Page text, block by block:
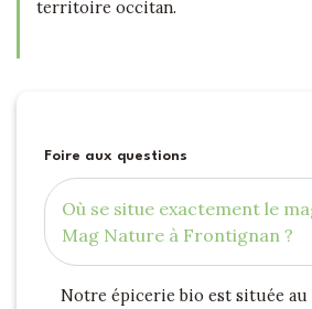
territoire occitan.
Foire aux questions
Où se situe exactement le
Mag Nature à Frontignan ?
Notre épicerie bio est située